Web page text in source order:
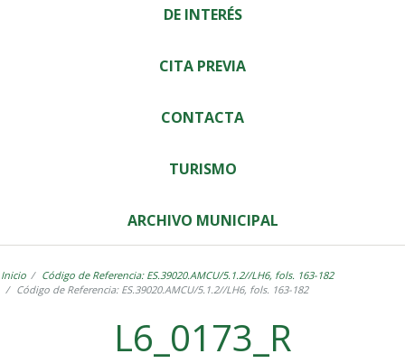
DE INTERÉS
CITA PREVIA
CONTACTA
TURISMO
ARCHIVO MUNICIPAL
Inicio
Código de Referencia: ES.39020.AMCU/5.1.2//LH6, fols. 163-182
Código de Referencia: ES.39020.AMCU/5.1.2//LH6, fols. 163-182
L6_0173_R